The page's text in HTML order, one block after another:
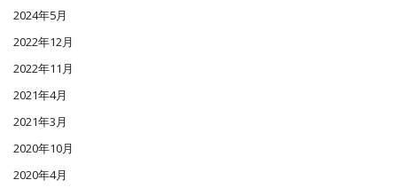
2024年5月
2022年12月
2022年11月
2021年4月
2021年3月
2020年10月
2020年4月